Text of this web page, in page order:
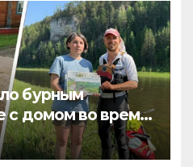
бурным
с домом во время
крае